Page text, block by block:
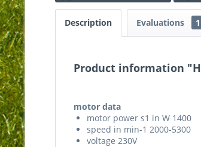
Description Evaluations 1
Product information
motor data
motor power s1 in W 1400
speed in min-1 2000-5300
voltage 230V